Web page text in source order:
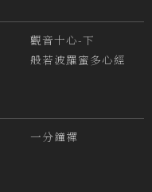
觀音十心-下
般若波羅蜜多心經
一分鐘禪